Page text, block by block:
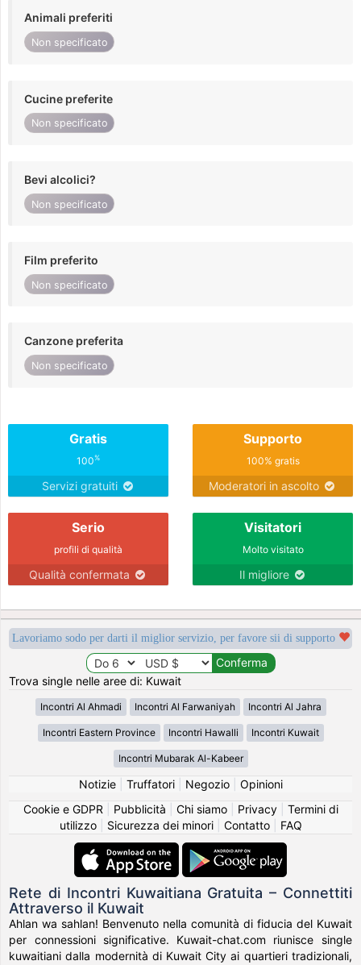
Animali preferiti
Non specificato
Cucine preferite
Non specificato
Bevi alcolici?
Non specificato
Film preferito
Non specificato
Canzone preferita
Non specificato
Gratis
100%
Servizi gratuiti
Supporto
100% gratis
Moderatori in ascolto
Serio
profili di qualità
Qualità confermata
Visitatori
Molto visitato
Il migliore
Lavoriamo sodo per darti il miglior servizio, per favore sii di supporto
Trova single nelle aree di: Kuwait
Incontri Al Ahmadi Incontri Al Farwaniyah Incontri Al Jahra
Incontri Eastern Province Incontri Hawalli Incontri Kuwait
Incontri Mubarak Al-Kabeer
Notizie| Truffatori| Negozio| Opinioni
Cookie e GDPR
Pubblicità Chi siamo| Privacy| Termini di
utilizzo| Sicurezza dei minori| Contatto| FAQ
Rete di Incontri Kuwaitiana Gratuita – Connettiti
Attraverso il Kuwait
Ahlan wa sahlan! Benvenuto nella comunità di fiducia del Kuwait
per connessioni significative. Kuwait-chat.com riunisce single
kuwaitiani dalla modernità di Kuwait City ai quartieri tradizionali,